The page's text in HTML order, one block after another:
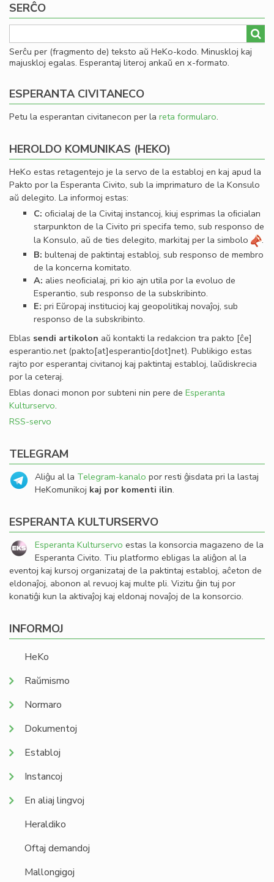
SERĈO
Serĉu per (fragmento de) teksto aŭ HeKo-kodo. Minuskloj kaj
majuskloj egalas. Esperantaj literoj ankaŭ en x-formato.
ESPERANTA CIVITANECO
Petu la esperantan civitanecon per la reta formularo.
HEROLDO KOMUNIKAS (HEKO)
HeKo estas retagentejo je la servo de la establoj en kaj apud la
Pakto por la Esperanta Civito, sub la imprimaturo de la Konsulo
aŭ delegito. La informoj estas:
C: oﬁcialaj de la Civitaj instancoj, kiuj esprimas la oﬁcialan
starpunkton de la Civito pri specifa temo, sub responso de
la Konsulo, aŭ de ties delegito, markitaj per la simbolo
.
B: bultenaj de paktintaj establoj, sub responso de membro
de la koncerna komitato.
A: alies neoﬁcialaj, pri kio ajn utila por la evoluo de
Esperantio, sub responso de la subskribinto.
E: pri Eŭropaj institucioj kaj geopolitikaj novaĵoj, sub
responso de la subskribinto.
Eblas sendi artikolon aŭ kontakti la redakcion tra pakto [ĉe]
esperantio.net(pakto[at]esperantio[dot]net). Publikigo estas
rajto por esperantaj civitanoj kaj paktintaj establoj, laŭdiskrecia
por la ceteraj.
Eblas donaci monon por subteni nin pere de Esperanta
Kulturservo.
RSS-servo
TELEGRAM
Aliĝu al la Telegram-kanalo por resti ĝisdata pri la lastaj
HeKomunikoj kaj por komenti ilin.
ESPERANTA KULTURSERVO
Esperanta Kulturservo estas la konsorcia magazeno de la
Esperanta Civito. Tiu platformo ebligas la aliĝon al la
eventoj kaj kursoj organizataj de la paktintaj establoj, aĉeton de
eldonaĵoj, abonon al revuoj kaj multe pli. Vizitu ĝin tuj por
konatiĝi kun la aktivaĵoj kaj eldonaj novaĵoj de la konsorcio.
INFORMOJ
HeKo
Raŭmismo
Normaro
Dokumentoj
Establoj
Instancoj
En aliaj lingvoj
Heraldiko
Oftaj demandoj
Mallongigoj